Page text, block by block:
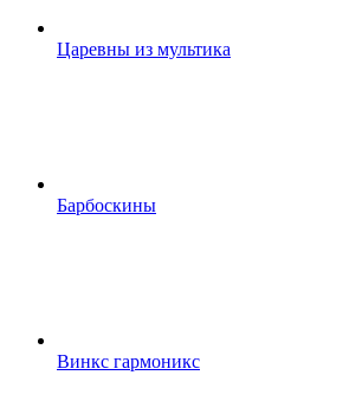
Царевны из мультика
Барбоскины
Винкс гармоникс